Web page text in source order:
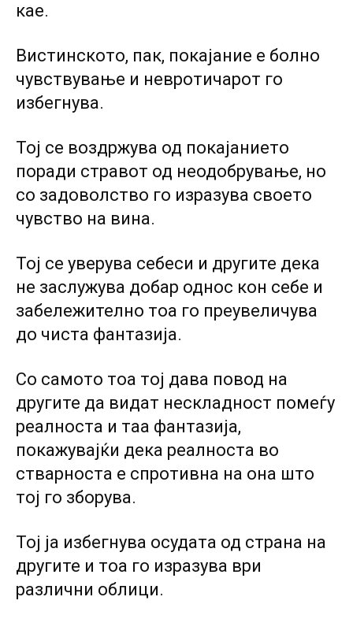
кае.
Вистинското, пак, покајание е болно
чувствување и невротичарот го
избегнува.
Тој се воздржува од покајанието
поради стравот од неодобрување, но
co задоволство го изразува своето
чувство на вина.
Тој се уверува себеси и другите дека
не заслужува добар однос кон себе и
забележително тоа го преувеличува
до чиста фантазија.
Co самото тоа тој дава повод на
другите да видат нескладност помеѓу
реалноста и таа фантазија,
покажувајќи дека реалноста во
стварноста е спротивна на она што
тој го зборува.
Тој ја избегнува осудата од страна на
другите и тоа го изразува ври
различни облици.